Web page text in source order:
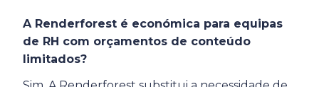
A Renderforest é económica para equipas
de RH com orçamentos de conteúdo
limitados?